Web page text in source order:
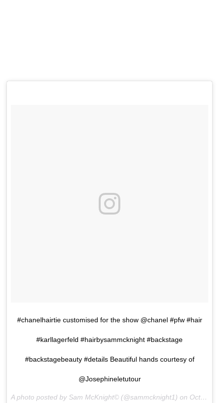
#chanelhairtie customised for the show @chanel #pfw #hair
#karllagerfeld #hairbysammcknight #backstage
#backstagebeauty #details Beautiful hands courtesy of
@Josephineletutour
A photo posted by Sam McKnight© (@sammcknight1) on Oct 5, 2016 at 4:24am PDT